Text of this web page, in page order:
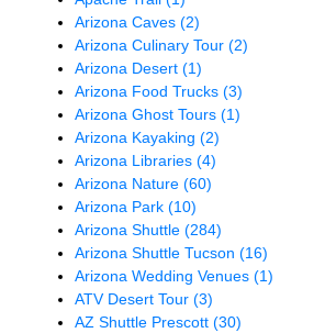
Arizona Caves(2)
Arizona Culinary Tour(2)
Arizona Desert(1)
Arizona Food Trucks(3)
Arizona Ghost Tours(1)
Arizona Kayaking(2)
Arizona Libraries(4)
Arizona Nature(60)
Arizona Park(10)
Arizona Shuttle(284)
Arizona Shuttle Tucson(16)
Arizona Wedding Venues(1)
ATV Desert Tour(3)
AZ Shuttle Prescott(30)